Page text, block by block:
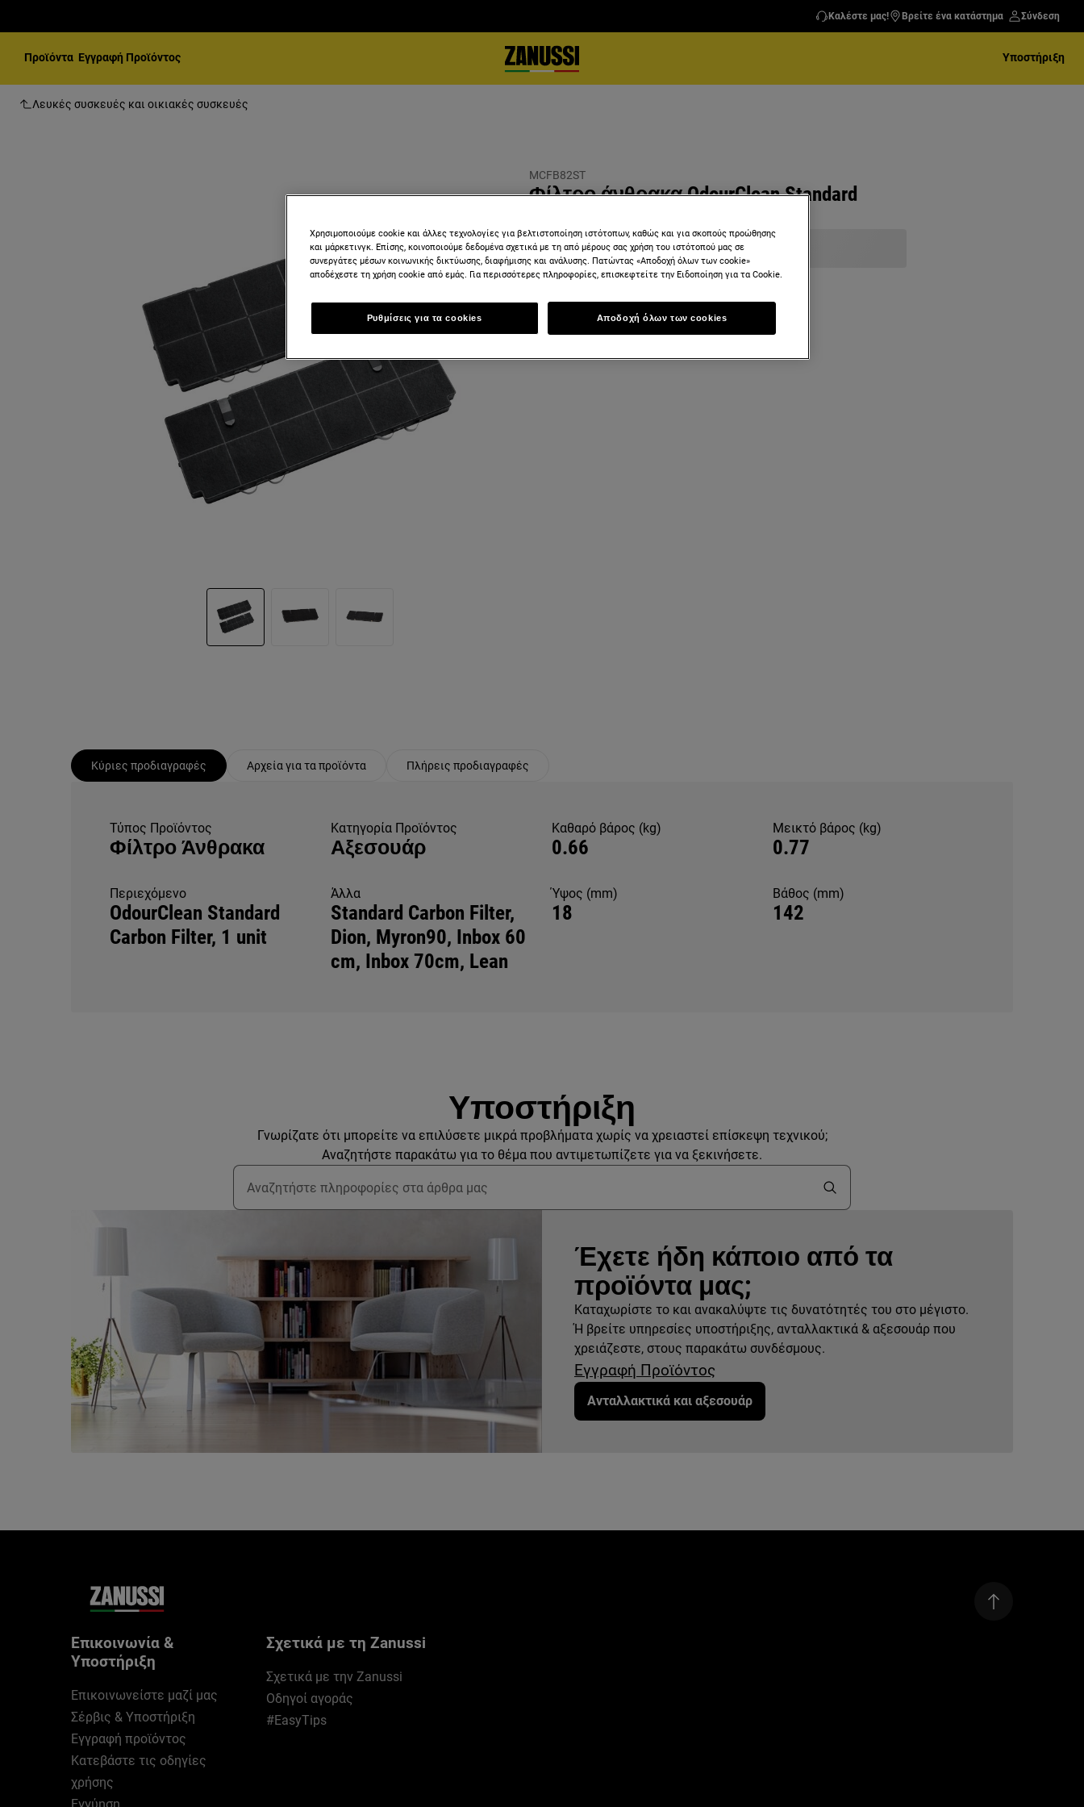
Καλέστε μας! Βρείτε ένα κατάστημα Σύνδεση
Προϊόντα Εγγραφή Προϊόντος Υποστήριξη
Λευκές συσκευές και οικιακές συσκευές
MCFB82ST
Φίλτρο άνθρακα OdourClean Standard
Κύριες προδιαγραφές Αρχεία για τα προϊόντα Πλήρεις προδιαγραφές
Τύπος Προϊόντος
Φίλτρο Άνθρακα
Κατηγορία Προϊόντος
Αξεσουάρ
Καθαρό βάρος (kg)
0.66
Μεικτό βάρος (kg)
0.77
Περιεχόμενο
OdourClean Standard
Carbon Filter, 1 unit
Άλλα
Standard Carbon Filter,
Dion, Myron90, Inbox 60
cm, Inbox 70cm, Lean
Ύψος (mm)
18
Βάθος (mm)
142
Υποστήριξη
Γνωρίζατε ότι μπορείτε να επιλύσετε μικρά προβλήματα χωρίς να χρειαστεί επίσκεψη τεχνικού;
Αναζητήστε παρακάτω για το θέμα που αντιμετωπίζετε για να ξεκινήσετε.
Τύπος για αναζήτηση άρθρων υποστήριξης
Έχετε ήδη κάποιο από τα
προϊόντα μας;
Καταχωρίστε το και ανακαλύψτε τις δυνατότητές του στο μέγιστο.
Ή βρείτε υπηρεσίες υποστήριξης, ανταλλακτικά & αξεσουάρ που
χρειάζεστε, στους παρακάτω συνδέσμους.
Εγγραφή Προϊόντος
Ανταλλακτικά και αξεσουάρ
Επικοινωνία &
Υποστήριξη
Επικοινωνείστε μαζί μας
Σέρβις & Υποστήριξη
Εγγραφή προϊόντος
Κατεβάστε τις οδηγίες
χρήσης
Σχετικά με τη Zanussi
Σχετικά με την Zanussi
Οδηγοί αγοράς
#EasyTips
Χρησιμοποιούμε cookie και άλλες τεχνολογίες για βελτιστοποίηση ιστότοπων, καθώς και για σκοπούς προώθησης
και μάρκετινγκ. Επίσης, κοινοποιούμε δεδομένα σχετικά με τη από μέρους σας χρήση του ιστότοπού μας σε
συνεργάτες μέσων κοινωνικής δικτύωσης, διαφήμισης και ανάλυσης. Πατώντας «Αποδοχή όλων των cookie»
αποδέχεστε τη χρήση cookie από εμάς. Για περισσότερες πληροφορίες, επισκεφτείτε την Ειδοποίηση για τα Cookie.
Ρυθμίσεις για τα cookies Αποδοχή όλων των cookies